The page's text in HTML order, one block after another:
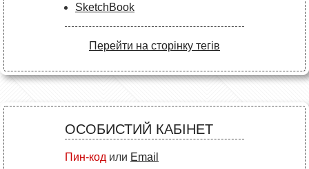
SketchBook
Перейти на сторінку тегів
ОСОБИСТИЙ КАБІНЕТ
Пин-код или Email